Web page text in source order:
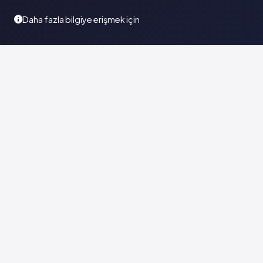
Daha fazla bilgiye erişmek için